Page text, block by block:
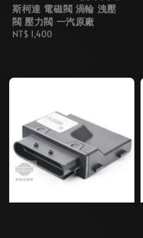
斯柯達 電磁閥 渦輪 洩壓
閥 壓力閥 一汽原廠
Regular
NT$ 1,400